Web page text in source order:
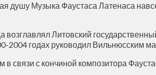
Музыка Фаустаса Латенаса
Литовский
2004 годах руководил Вильнюсским
связи с кончиной композитора